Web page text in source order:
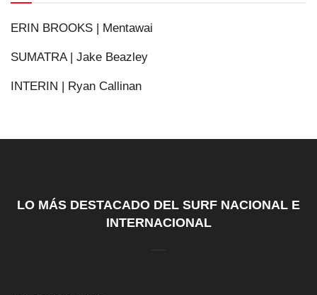
ERIN BROOKS | Mentawai
SUMATRA | Jake Beazley
INTERIN | Ryan Callinan
LO MÁS DESTACADO DEL SURF NACIONAL E
INTERNACIONAL